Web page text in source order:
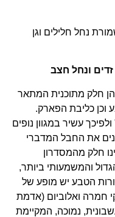
נחל חלילים וגן
ונחל חצב
כ-8,795 דונם, הן חלק מתוכנית המתאר
כליבת הפארק.
עשיר במגוון נופים
את החבל המדברי
חלק מהמסדרון
והמשמעותי ביותר,
הטבע יש מופע של
ואלוביום (אדמת
נמוכה, המקיימת